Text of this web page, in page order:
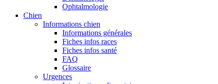
Ophtalmologie
Chien
Informations chien
Informations générales
Fiches infos races
Fiches infos santé
FAQ
Glossaire
Urgences